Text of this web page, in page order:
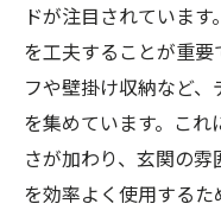
ドが注目されていま
を工夫することが重
フや壁掛け収納など
を集めています。こ
さが加わり、玄関の
を効率よく使用する